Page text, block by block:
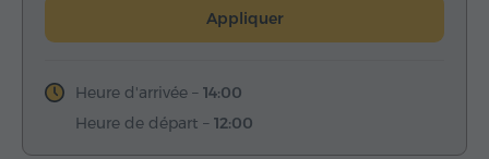
Appliquer
Heure d'arrivée – 14:00
Heure de départ – 12:00